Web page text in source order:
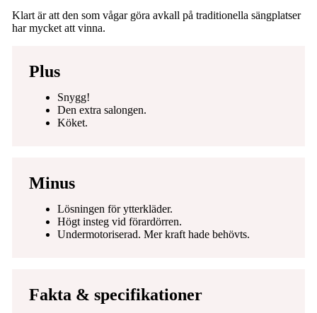
Klart är att den som vågar göra avkall på traditionella sängplatser
har mycket att vinna.
Plus
Snygg!
Den extra salongen.
Köket.
Minus
Lösningen för ytterkläder.
Högt insteg vid förardörren.
Undermotoriserad. Mer kraft hade behövts.
Fakta & specifikationer